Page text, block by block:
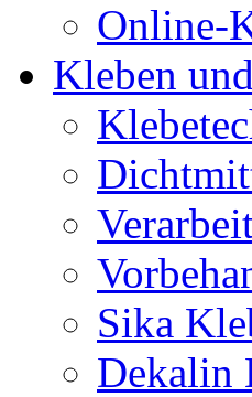
Online-
Kleben
Sika
Dekalin